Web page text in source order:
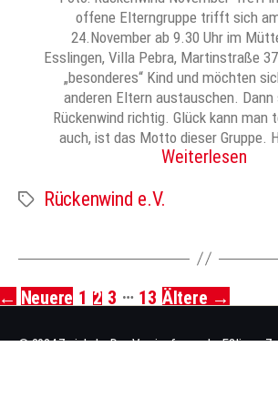
offene Elterngruppe trifft sich
24.November ab 9.30 Uhr im
Esslingen, Villa Pebra, Martinstraße
„besonderes“ Kind und möchten
anderen Eltern austauschen. Dann
Rückenwind richtig. Glück kann man
auch, ist das Motto dieser Gruppe.
Weiterlesen
Schlagwörter
Rückenwind e.V.
Seitennummerierung
der
Neuere 1 2 3 … 13 Ältere →
© 2024 Zwiebel – Das Vereinsforum der Eßlinger